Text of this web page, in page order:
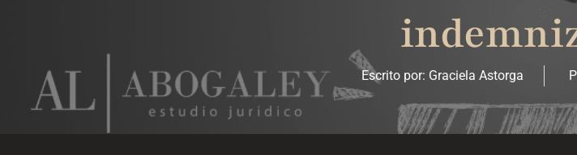
Escrito por: Graciela Astorga